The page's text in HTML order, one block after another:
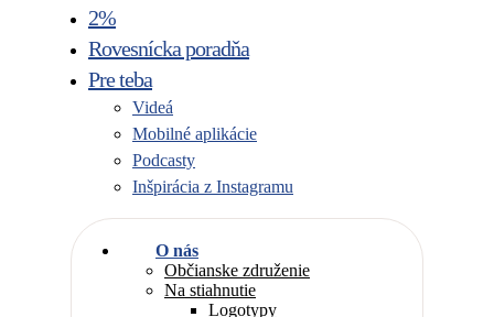
2%
Rovesnícka poradňa
Pre teba
Videá
Mobilné aplikácie
Podcasty
Inšpirácia z Instagramu
O nás
Občianske združenie
Na stiahnutie
Logotypy